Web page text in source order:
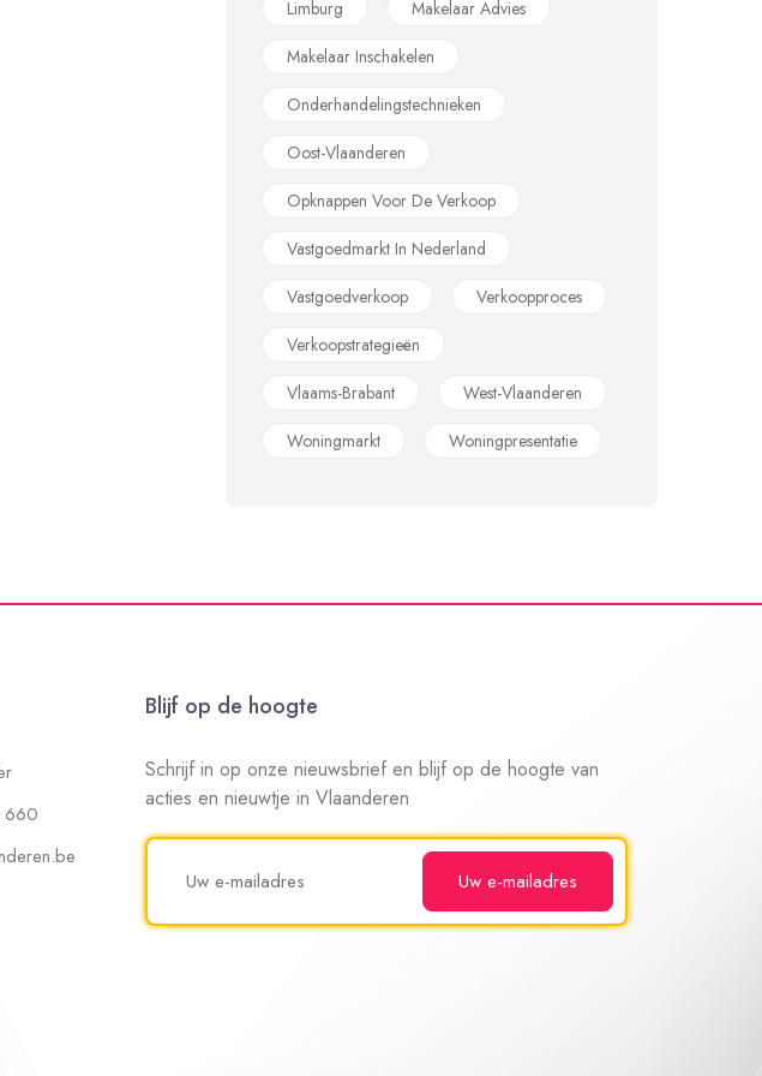
Limburg
Makelaar Advies
Makelaar Inschakelen
Onderhandelingstechnieken
Oost-Vlaanderen
Opknappen Voor De Verkoop
Vastgoedmarkt In Nederland
Vastgoedverkoop
Verkoopproces
Verkoopstrategieën
Vlaams-Brabant
West-Vlaanderen
Woningmarkt
Woningpresentatie
Blijf op de hoogte
Schrijf in op onze nieuwsbrief en blijf op de hoogte van
acties en nieuwtje in Vlaanderen